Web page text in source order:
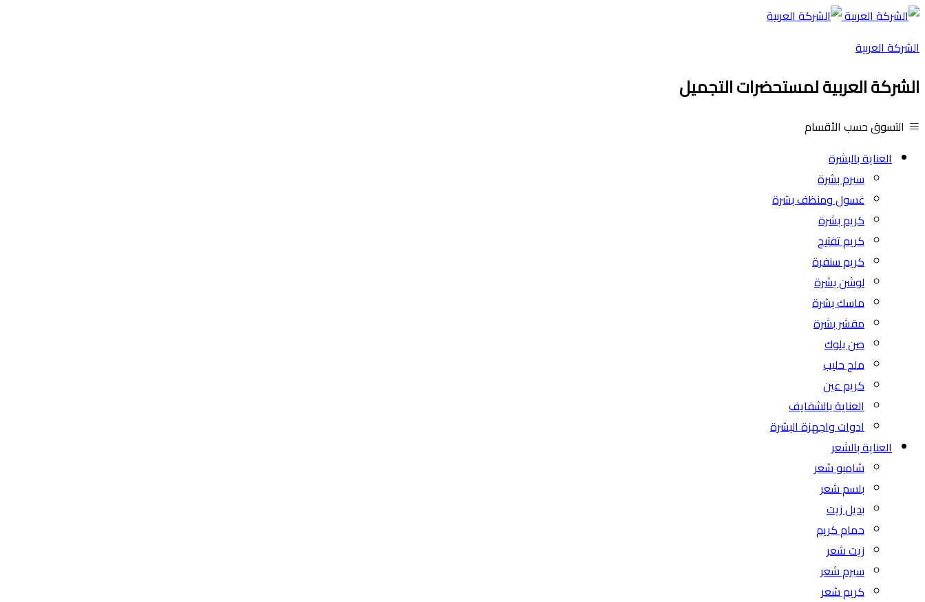
الشركة العربية
الشركة العربية لمستحضرات التجميل
التسوق حسب الأقسام
العناية بالبشرة
سيرم بشرة
غسول ومنظف بشرة
كريم بشرة
كريم تفتيح
كريم سنفرة
لوشن بشرة
ماسك بشرة
مقشر بشرة
صن بلوك
ملح حليب
كريم عين
العناية بالشفايف
ادوات واجهزة البشرة
العناية بالشعر
شامبو شعر
بلسم شعر
بديل زيت
حمام كريم
زيت شعر
سيرم شعر
كريم شعر